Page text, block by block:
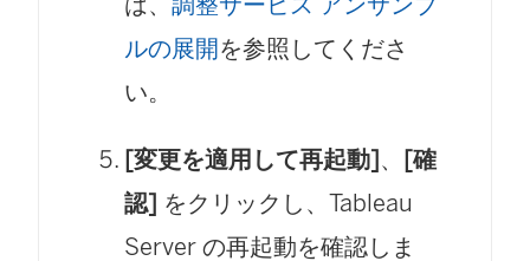
ルの展開を参照してくださ
い。
[変更を適用して再起動]、 [確
認] をクリックし、Tableau
Server の再起動を確認しま